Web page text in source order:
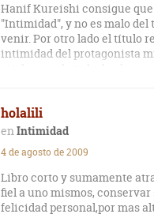
Hanif Kureishi consigue que
"Intimidad", y no es malo del
venir. Por otro lado el título
intimidad del protagonista
vital; narrado todo desde
holalili
Intimidad
4 de agosto de 2009
Libro corto y sumamente
fiel a uno mismos, conservar
felicidad personal,por mas